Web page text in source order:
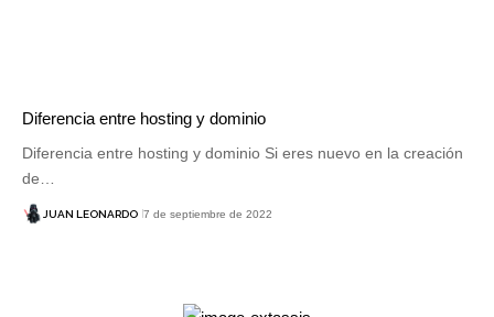
Diferencia entre hosting y dominio
Diferencia entre hosting y dominio Si eres nuevo en la creación
de…
JUAN LEONARDO 7 de septiembre de 2022